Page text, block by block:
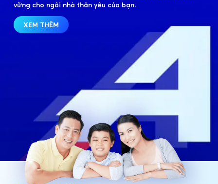
vững cho ngôi nhà thân yêu của bạn.
XEM THÊM